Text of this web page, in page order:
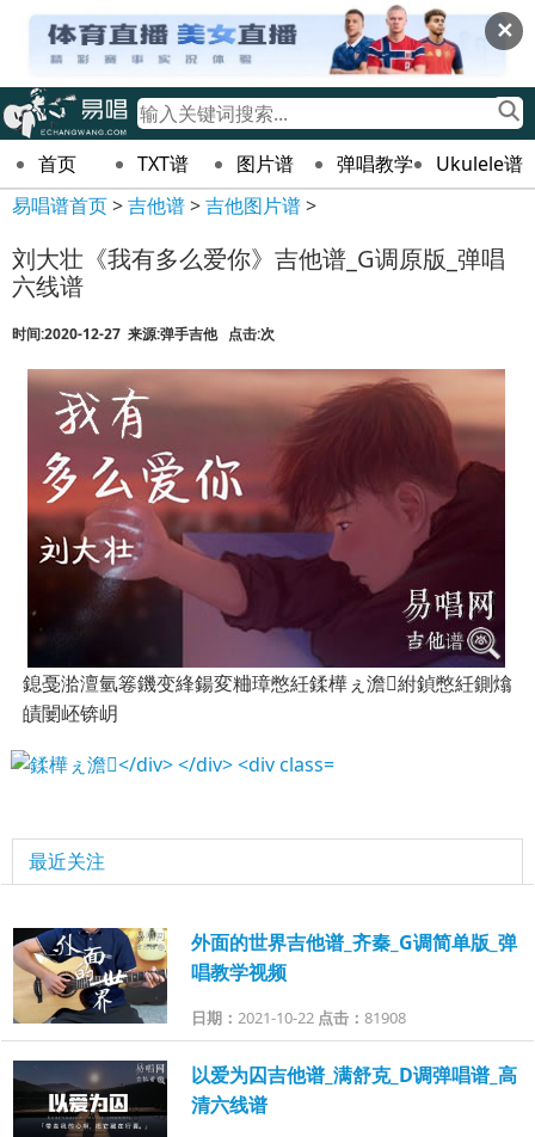
✕
首页 TXT谱 图片谱 弹唱教学
Ukulele谱
易唱谱首页>吉他谱>吉他图片谱>
刘大壮《我有多么爱你》吉他谱_G调原版_弹唱
六线谱
时间:2020-12-27 来源:弹手吉他 点击:次
鎴戞湁澶氫箞鐖变綘鍚変粬璋憋紝鍒樺ぇ澹紨鍞憋紝鍘熻
皟闄岯锛岄
最近关注
外面的世界吉他谱_齐秦_G调简单版_弹
唱教学视频
日期： 2021-10-22 点击： 81908
以爱为囚吉他谱_满舒克_D调弹唱谱_高
清六线谱